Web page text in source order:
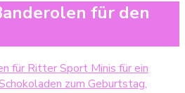
für den